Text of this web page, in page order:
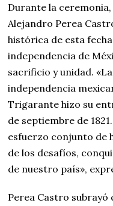
Durante la
Alejandro Perea
histórica de esta
independencia de
sacrificio y unidad.
independencia
Trigarante hizo su
de septiembre de
esfuerzo conjunto de
de los desafíos,
de nuestro país»,
Perea Castro